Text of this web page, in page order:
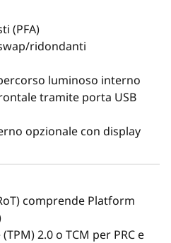
da 2,5", dando alla tua
giuste per ottenere
perfetti per i
aziendali.
SR860 V3
(PFA)
ridondanti
luminoso interno
tramite porta USB
opzionale con display
comprende Platform
2.0 o TCM per PRC e